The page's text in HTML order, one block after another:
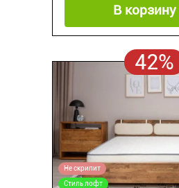
В корзину
42%
Не скрипит
Стиль лофт